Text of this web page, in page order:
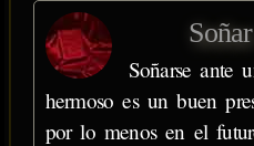
Soñarse ante
hermoso es un buen
por lo menos en el